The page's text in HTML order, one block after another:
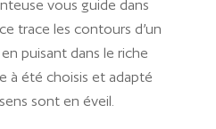
vous guide dans
trace les contours d’un
puisant dans le riche
à été choisis et adapté
sont en éveil.